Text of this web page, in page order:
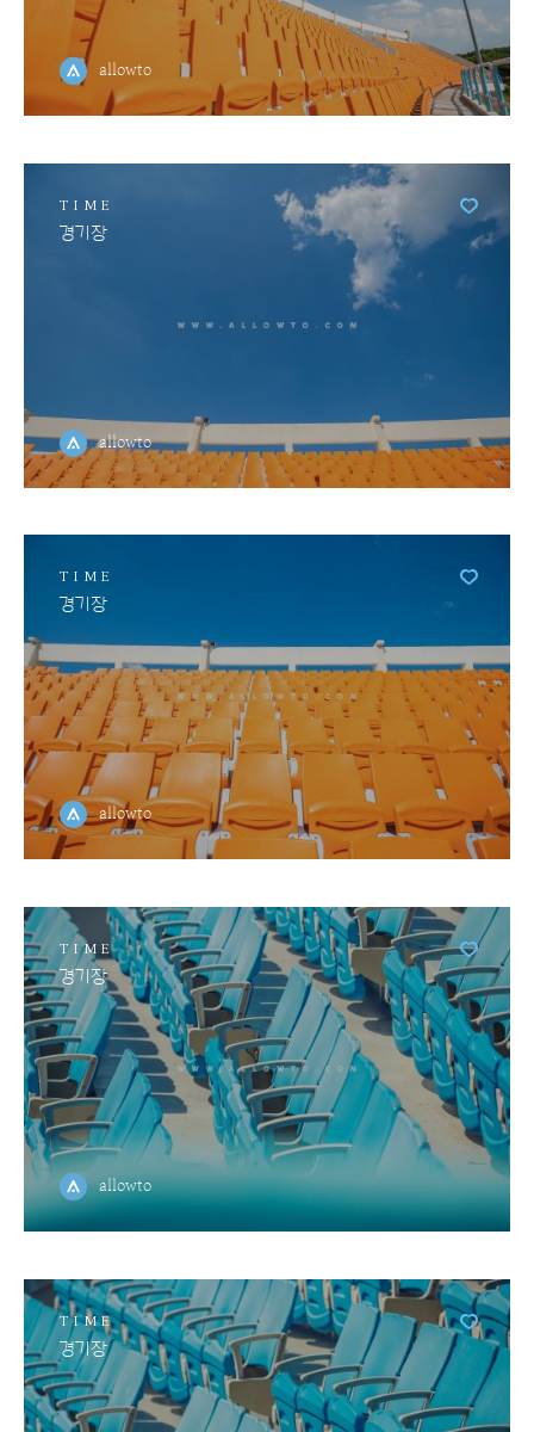
allowto
TIME
경기장
allowto
TIME
경기장
allowto
TIME
경기장
allowto
TIME
경기장